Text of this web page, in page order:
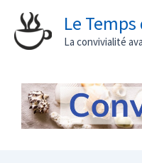
Aller
contenu
Le
La convivialité